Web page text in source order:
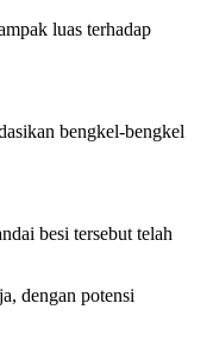
luas terhadap
bengkel-bengkel
besi tersebut telah
dengan potensi